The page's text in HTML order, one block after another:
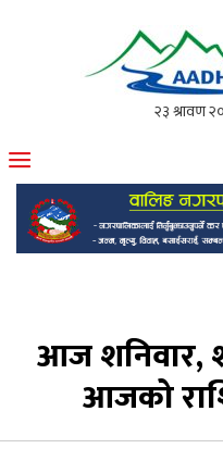
मोफसलकै लोकप्रिय
आज शनिवार,
आजको